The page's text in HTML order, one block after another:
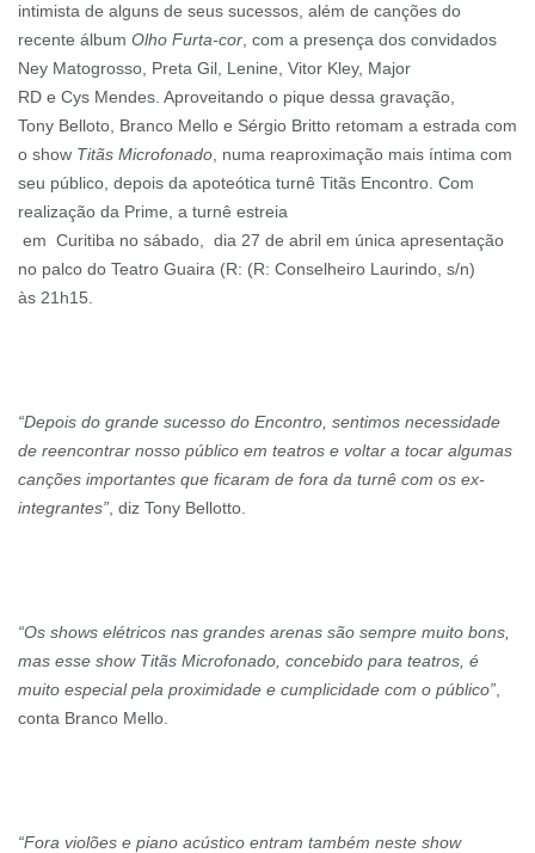
intimista de alguns de seus sucessos, além de canções do
recente álbum Olho Furta-cor , com a presença dos convidados
Ney Matogrosso, Preta Gil, Lenine, Vitor Kley, Major
RD e Cys Mendes. Aproveitando o pique dessa gravação,
Tony Belloto, Branco Mello e Sérgio Britto retomam a estrada com
o show Titãs Microfonado , numa reaproximação mais íntima com
seu público, depois da apoteótica turnê Titãs Encontro. Com
realização da Prime, a turnê estreia
em Curitiba no sábado, dia 27 de abril em única apresentação
no palco do Teatro Guaira (R: (R: Conselheiro Laurindo, s/n)
às 21h15.
“Depois do grande sucesso do Encontro, sentimos necessidade
de reencontrar nosso público em teatros e voltar a tocar algumas
canções importantes que ficaram de fora da turnê com os ex-
integrantes” , diz Tony Bellotto.
“Os shows elétricos nas grandes arenas são sempre muito bons,
mas esse show Titãs Microfonado, concebido para teatros, é
muito especial pela proximidade e cumplicidade com o público”
conta Branco Mello.
“Fora violões e piano acústico entram também neste show